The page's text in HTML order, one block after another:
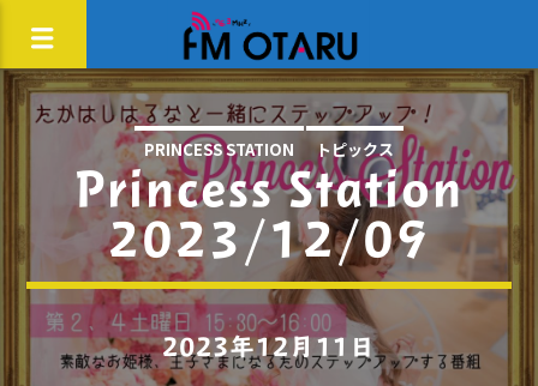
PRINCESS STATION トピックス
Princess Station
2023/12/09
2023年12月11日